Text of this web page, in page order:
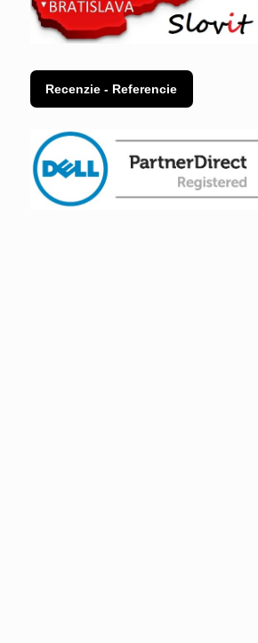
Recenzie - Referencie